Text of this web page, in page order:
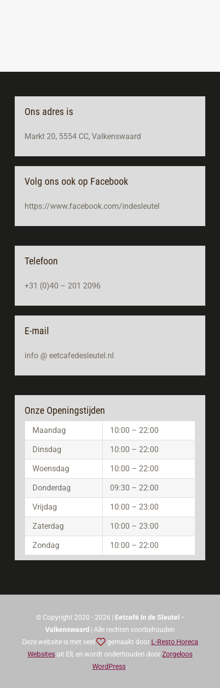
Ons adres is
Markt 20, 5554 CC, Valkenswaard
Volg ons ook op Facebook
https://www.facebook.com/indesleutel
Telefoon
+31 (0)40 – 201 2096
E-mail
info @ eetcafedesleutel.nl
Onze Openingstijden
Maandag 10:00 – 22:00
Dinsdag 10:00 – 22:00
Woensdag 10:00 – 22:00
Donderdag 09:30 – 22:00
Vrijdag 10:00 – 23:00
Zaterdag 10:00 – 23:00
Zondag 10:00 – 22:00
© Copyright 2020 - 2026 | Eetcafé In de Sleutel -
Valkenswaard | Alle rechten voorbehouden
Deze website is met veel
gemaakt door L-Resto Horeca
Websites uit Ell, en wordt onderhouden doorZorgeloos
WordPress.